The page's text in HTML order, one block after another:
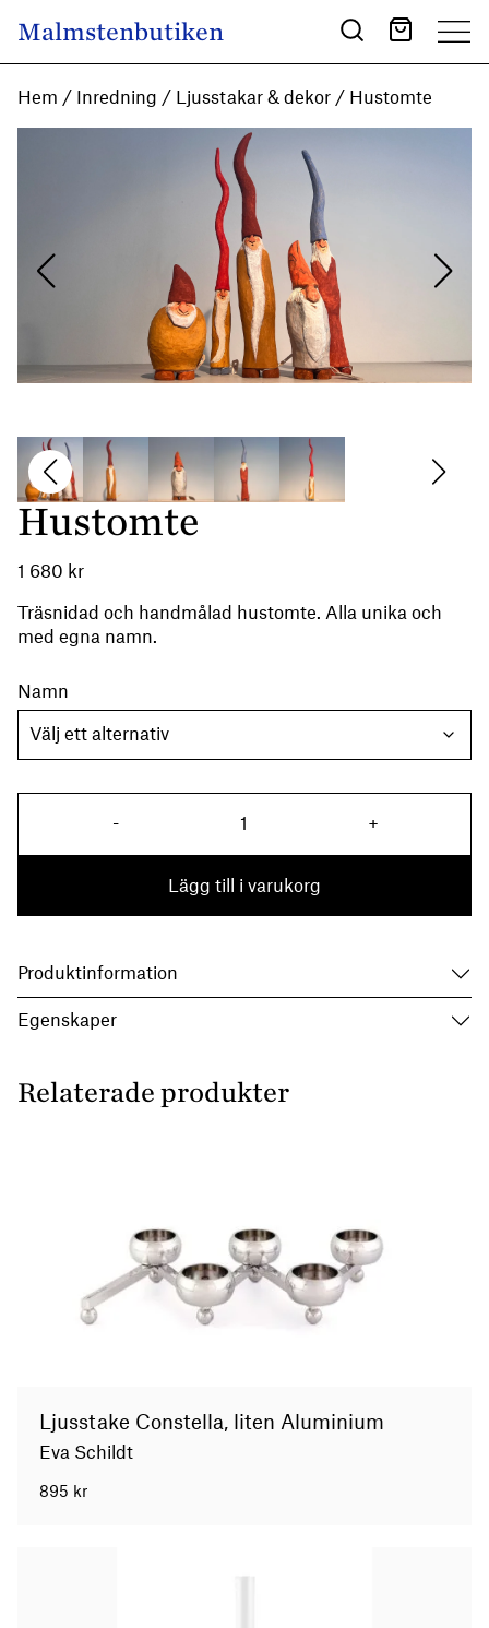
Main Navigation
Malmstenbutiken
Hem / Inredning / Ljusstakar & dekor / Hustomte
Hustomte
1 680 kr
Träsnidad och handmålad hustomte. Alla unika och
med egna namn.
Namn
- Hustomte mängd +
Lägg till i varukorg
Produktinformation
Egenskaper
Relaterade produkter
Ljusstake Constella, liten Aluminium
Eva Schildt
895 kr